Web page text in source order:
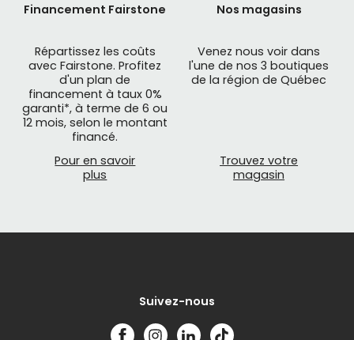
Financement Fairstone
Répartissez les coûts
avec Fairstone. Profitez
d'un plan de
financement à taux 0%
garanti*, à terme de 6 ou
12 mois, selon le montant
financé.
Pour en savoir
plus
Nos magasins
Venez nous voir dans
l'une de nos 3 boutiques
de la région de Québec
Trouvez votre
magasin
Suivez-nous